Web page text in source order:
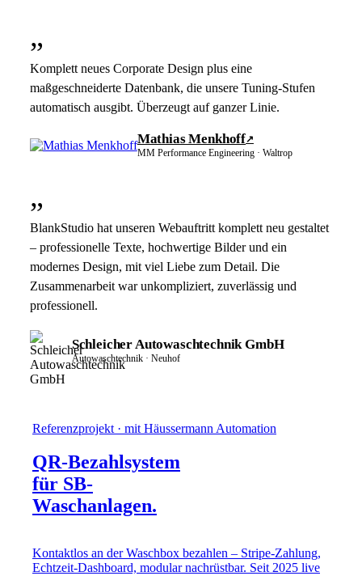
”
Komplett neues Corporate Design plus eine
maßgeschneiderte Datenbank, die unsere Tuning-Stufen
automatisch ausgibt. Überzeugt auf ganzer Linie.
Mathias Menkhoff↗
MM Performance Engineering · Waltrop
”
BlankStudio hat unseren Webauftritt komplett neu gestaltet
– professionelle Texte, hochwertige Bilder und ein
modernes Design, mit viel Liebe zum Detail. Die
Zusammenarbeit war unkompliziert, zuverlässig und
professionell.
Schleicher Autowaschtechnik GmbH
Autowaschtechnik · Neuhof
Referenzprojekt · mit Häussermann Automation
QR-Bezahlsystem
für SB-
Waschanlagen.
Kontaktlos an der Waschbox bezahlen – Stripe-Zahlung,
Echtzeit-Dashboard, modular nachrüstbar. Seit 2025 live